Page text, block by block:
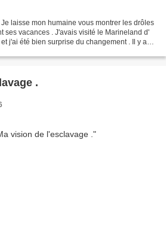
laisse mon humaine vous montrer les drôles
ses vacances . J'avais visité le Marineland d'
j'ai été bien surprise du changement . Il y a
.